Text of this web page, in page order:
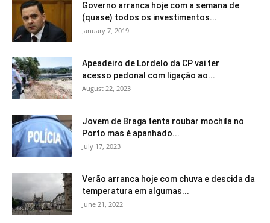
Governo arranca hoje com a semana de
(quase) todos os investimentos...
January 7, 2019
Apeadeiro de Lordelo da CP vai ter
acesso pedonal com ligação ao...
August 22, 2023
Jovem de Braga tenta roubar mochila no
Porto mas é apanhado...
July 17, 2023
Verão arranca hoje com chuva e descida da
temperatura em algumas...
June 21, 2022